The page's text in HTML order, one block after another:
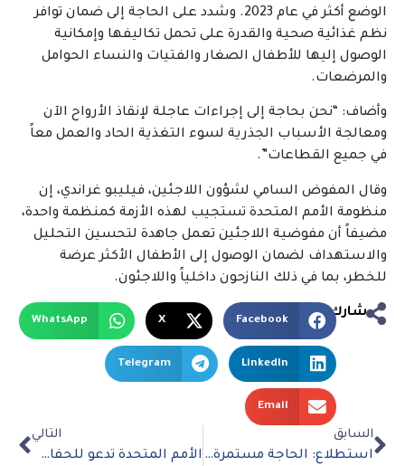
الوضع أكثر في عام 2023. وشدد على الحاجة إلى ضمان توافر
نظم غذائية صحية والقدرة على تحمل تكاليفها وإمكانية
الوصول إليها للأطفال الصغار والفتيات والنساء الحوامل
والمرضعات.
وأضاف: “نحن بحاجة إلى إجراءات عاجلة لإنقاذ الأرواح الآن
ومعالجة الأسباب الجذرية لسوء التغذية الحاد والعمل معاً
في جميع القطاعات”.
وقال المفوض السامي لشؤون اللاجئين، فيليبو غراندي، إن
منظومة الأمم المتحدة تستجيب لهذه الأزمة كمنظمة واحدة،
مضيفاً أن مفوضية اللاجئين تعمل جاهدة لتحسين التحليل
والاستهداف لضمان الوصول إلى الأطفال الأكثر عرضة
للخطر، بما في ذلك النازحون داخلياً واللاجئون.
شارك
Facebook
X
WhatsApp
LinkedIn
Telegram
Email
السابق
استطلاع: الحاجة مستمرة لإجراءات لسد فجوة الأجور بين الجنسين
التالي
الأمم المتحدة تدعو للحفاظ على الوضع الراهن للأماكن المقدسة في القدس